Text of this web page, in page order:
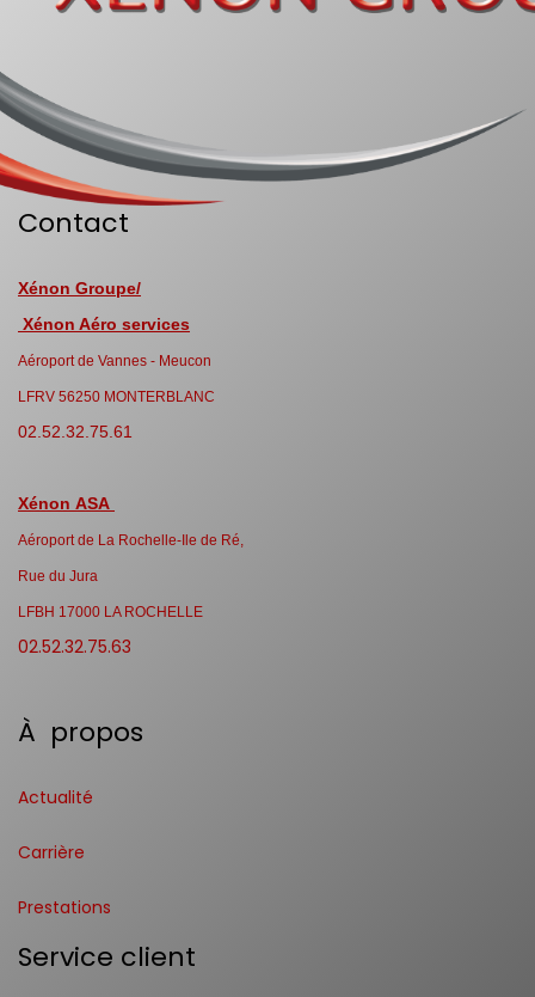
Contact
Xénon Groupe/
Xénon Aéro services
Aéroport de Vannes - Meucon
LFRV 56250 MONTERBLANC
02.52.32.75.61
Xénon ASA
Aéroport de La Rochelle-Ile de Ré,
Rue du Jura
LFBH 17000 LA ROCHELLE
02.52.32.75.63
À propos
Actualité
Carrière
Prestations
Service client